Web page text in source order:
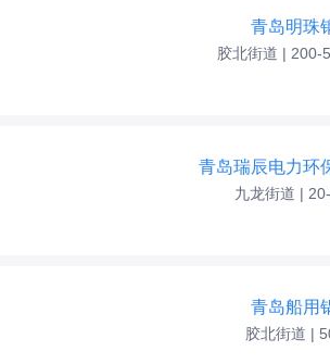
青岛明珠
胶北街道 | 200-
青岛瑞辰电力环
九龙街道 |
青岛船用
胶北街道 |